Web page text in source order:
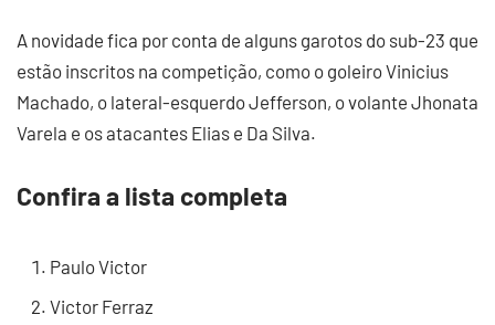
A novidade fica por conta de alguns garotos do sub-23 que
estão inscritos na competição, como o goleiro Vinicius
Machado, o lateral-esquerdo Jefferson, o volante Jhonata
Varela e os atacantes Elias e Da Silva.
Confira a lista completa
Paulo Victor
Victor Ferraz